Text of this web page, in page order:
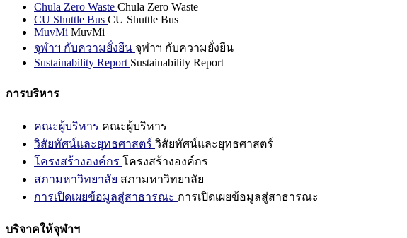
Chula Zero Waste Chula Zero Waste
CU Shuttle Bus CU Shuttle Bus
MuvMi MuvMi
จุฬาฯ กับความยั่งยืน จุฬาฯ กับความยั่งยืน
Sustainability Report Sustainability Report
การบริหาร
คณะผู้บริหาร คณะผู้บริหาร
วิสัยทัศน์และยุทธศาสตร์ วิสัยทัศน์และยุทธศาสตร์
โครงสร้างองค์กร โครงสร้างองค์กร
สภามหาวิทยาลัย สภามหาวิทยาลัย
การเปิดเผยข้อมูลสู่สาธารณะ การเปิดเผยข้อมูลสู่สาธารณะ
บริจาคให้จุฬาฯ